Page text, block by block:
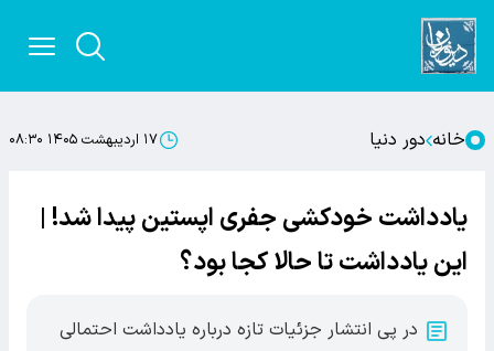
خانه دور دنیا ۱۷ اردیبهشت ۱۴۰۵ ۰۸:۳۰
یادداشت خودکشی جفری اپستین پیدا شد! |
این یادداشت تا حالا کجا بود؟
در پی انتشار جزئیات تازه درباره یادداشت احتمالی